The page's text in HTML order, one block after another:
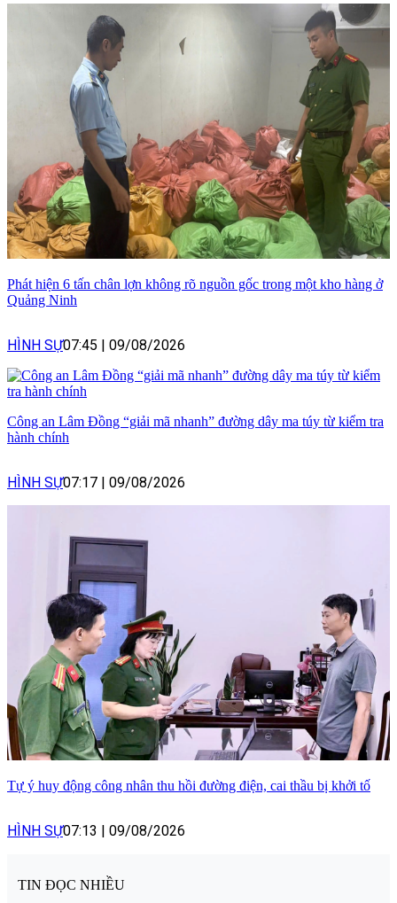
Phát hiện 6 tấn chân lợn không rõ nguồn gốc trong một kho hàng ở
Quảng Ninh
HÌNH SỰ07:45 09/08/2026
Công an Lâm Đồng “giải mã nhanh” đường dây ma túy từ kiểm tra
hành chính
HÌNH SỰ07:17 09/08/2026
Tự ý huy động công nhân thu hồi đường điện, cai thầu bị khởi tố
HÌNH SỰ07:13 09/08/2026
TIN ĐỌC NHIỀU